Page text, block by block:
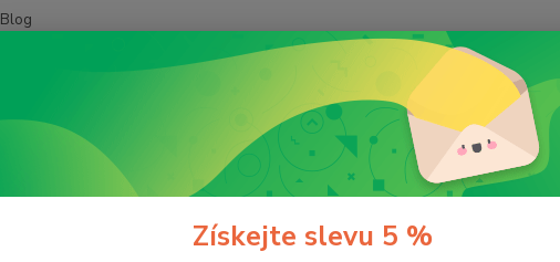
Blog
(Po-
Zvuková technika Zvukové karty Focusrite SAFFIRE PRO 26
Focusrite SAFFIRE PRO 26
Získejte slevu 5 %